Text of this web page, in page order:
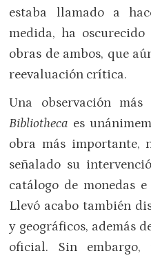
estaba llamado a
medida, ha
obras de ambos, que
reevaluación crítica.
Una observación
Bibliotheca es
obra más importante,
señalado su
catálogo de monedas
Llevó acabo también
y geográficos, además
oficial. Sin